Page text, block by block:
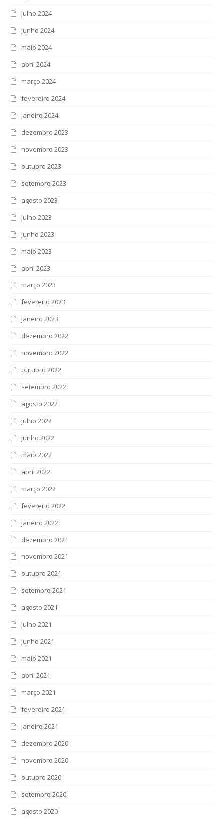
julho 2024
junho 2024
maio 2024
abril 2024
março 2024
fevereiro 2024
janeiro 2024
dezembro 2023
novembro 2023
outubro 2023
setembro 2023
agosto 2023
julho 2023
junho 2023
maio 2023
abril 2023
março 2023
fevereiro 2023
janeiro 2023
dezembro 2022
novembro 2022
outubro 2022
setembro 2022
agosto 2022
julho 2022
junho 2022
maio 2022
abril 2022
março 2022
fevereiro 2022
janeiro 2022
dezembro 2021
novembro 2021
outubro 2021
setembro 2021
agosto 2021
julho 2021
junho 2021
maio 2021
abril 2021
março 2021
fevereiro 2021
janeiro 2021
dezembro 2020
novembro 2020
outubro 2020
setembro 2020
agosto 2020